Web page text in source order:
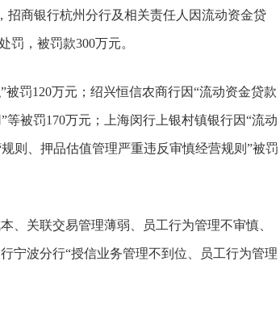
商银行杭州分行及相关责任人因流动资金贷
罚，被罚款300万元。
罚120万元；绍兴恒信农商行因“流动资金贷款
被罚170万元；上海闵行上银村镇银行因“流动
则、押品估值管理严重违反审慎经营规则”被罚
、关联交易管理薄弱、员工行为管理不审慎、
宁波分行“授信业务管理不到位、员工行为管理